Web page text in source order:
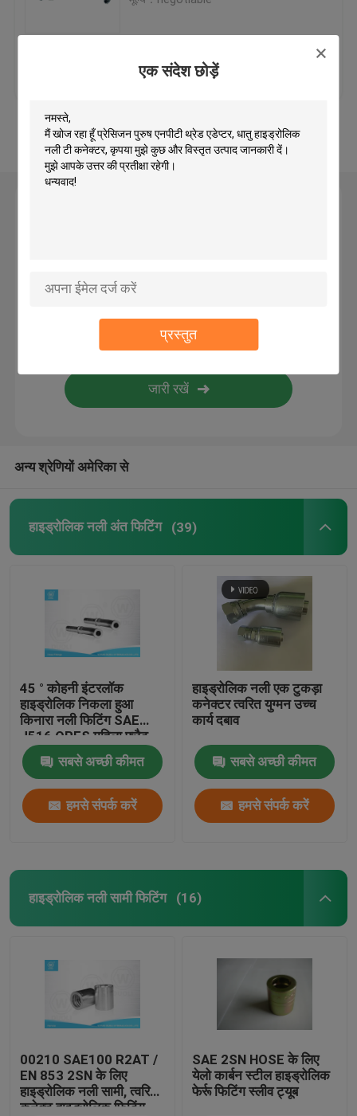
एक संदेश छोड़ें
प्रस्तुत
जेआईसी फ्लेयर फिटिंग
जेआईएस हाइड्रोलिक फिटिंग
बीएसपीटी पाइप फिटिंग
एनपीटी थ्रेड एडेप्टर
ओआरएफएस एडाप्टर
सबसे अच्छी कीमत
और देखो
अन्य श्रेणियों अमेरिका से
हाइड्रोलिक नली अंत फिटिंग (39)
45 ° कोहनी इंटरलॉक
हाइड्रोलिक निकला हुआ
किनारा नली फिटिंग SAE
J516 ORFS महिला फ्लैट
सीट
सबसे अच्छी कीमत
हमसे संपर्क करें
हाइड्रोलिक नली एक टुकड़ा
कनेक्टर त्वरित युग्मन उच्च
कार्य दबाव
सबसे अच्छी कीमत
हमसे संपर्क करें
हाइड्रोलिक नली सामी फिटिंग (16)
00210 SAE100 R2AT /
EN 853 2SN के लिए
हाइड्रोलिक नली सामी, त्वरित
कनेक्ट हाइड्रोलिक फिटिंग
SAE 2SN HOSE के लिए
येलो कार्बन स्टील हाइड्रोलिक
फेर्रू फिटिंग स्लीव ट्यूब